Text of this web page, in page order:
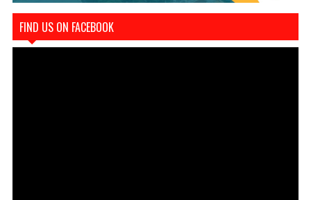
FIND US ON FACEBOOK